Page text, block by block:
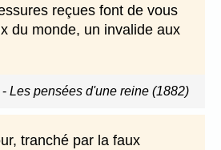
reçues font de vous
du monde, un invalide aux
- Les pensées d'une reine (1882)
tranché par la faux